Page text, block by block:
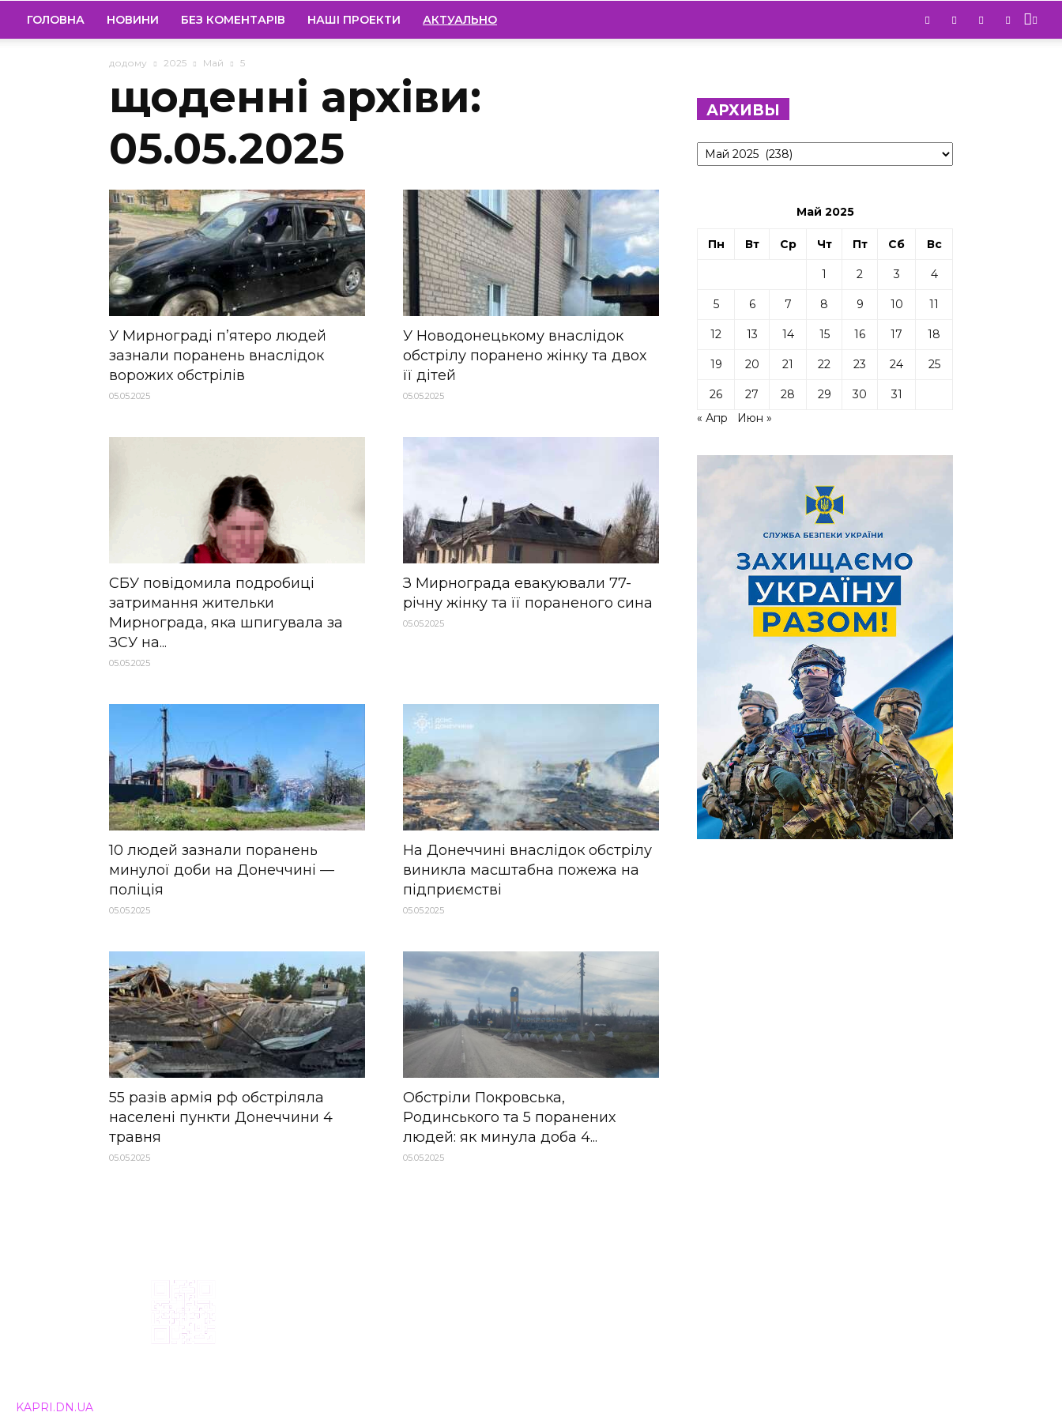
ГОЛОВНА НОВИНИ БЕЗ КОМЕНТАРІВ НАШІ ПРОЕКТИ АКТУАЛЬНО
додому 2025 Май 5
щоденні архіви:
05.05.2025
У Мирнограді п’ятеро людей
зазнали поранень внаслідок
ворожих обстрілів
05.05.2025
У Новодонецькому внаслідок
обстрілу поранено жінку та двох
її дітей
05.05.2025
СБУ повідомила подробиці
затримання жительки
Мирнограда, яка шпигувала за
ЗСУ на...
05.05.2025
З Мирнограда евакуювали 77-
річну жінку та її пораненого сина
05.05.2025
10 людей зазнали поранень
минулої доби на Донеччині —
поліція
05.05.2025
На Донеччині внаслідок обстрілу
виникла масштабна пожежа на
підприємстві
05.05.2025
55 разів армія рф обстріляла
населені пункти Донеччини 4
травня
05.05.2025
Обстріли Покровська,
Родинського та 5 поранених
людей: як минула доба 4...
05.05.2025
АРХИВЫ
Архивы
Май 2025
Пн Вт Ср Чт Пт Сб Вс
1 2 3 4
5 6 7 8 9 10 11
12 13 14 15 16 17 18
19 20 21 22 23 24 25
26 27 28 29 30
31
« Апр
Июн »
KAPRI.DN.UA